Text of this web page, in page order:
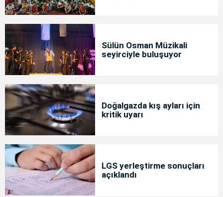
Sülün Osman Müzikali
seyirciyle buluşuyor
Doğalgazda kış ayları için
kritik uyarı
LGS yerleştirme sonuçları
açıklandı